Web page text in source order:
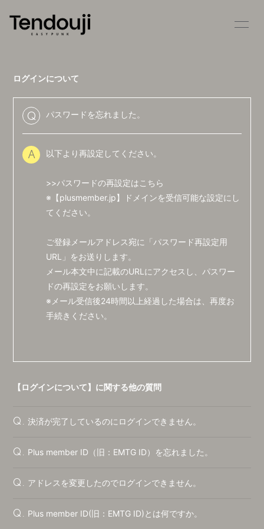
SCHEDULE
VIDEO DISCOGRAPHY
BLOG
RADIO PHOTO
会員登録 ログイン
ログインについて
Q パスワードを忘れました。
A 以下より再設定してください。
>>パスワードの再設定はこちら
※【plusmember.jp】ドメインを受信可能な設定にし
てください。
ご登録メールアドレス宛に「パスワード再設定用
URL」をお送りします。
メール本文中に記載のURLにアクセスし、パスワー
ドの再設定をお願いします。
※メール受信後24時間以上経過した場合は、再度お
手続きください。
【ログインについて】に関する他の質問
Q. 決済が完了しているのにログインできません。
Q. Plus member ID（旧：EMTG ID）を忘れました。
Q. アドレスを変更したのでログインできません。
Q. Plus member ID(旧：EMTG ID)とは何ですか。